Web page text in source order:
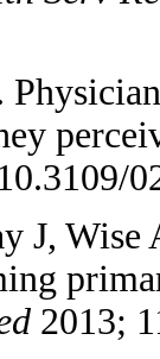
J,
2013;